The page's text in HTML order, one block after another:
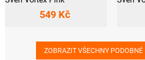
549 Kč
ZOBRAZIT VŠECHNY PODOBNÉ